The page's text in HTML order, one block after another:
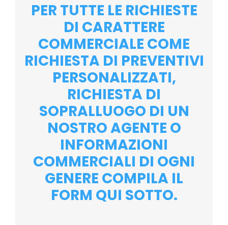
PER TUTTE LE RICHIESTE
DI CARATTERE
COMMERCIALE COME
RICHIESTA DI PREVENTIVI
PERSONALIZZATI,
RICHIESTA DI
SOPRALLUOGO DI UN
NOSTRO AGENTE O
INFORMAZIONI
COMMERCIALI DI OGNI
GENERE COMPILA IL
FORM QUI SOTTO.